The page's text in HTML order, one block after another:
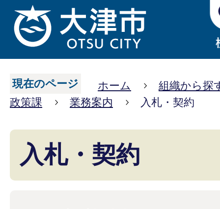
現在のページ ホーム
組織から探
政策課
業務案内 入札・契約
入札・契約